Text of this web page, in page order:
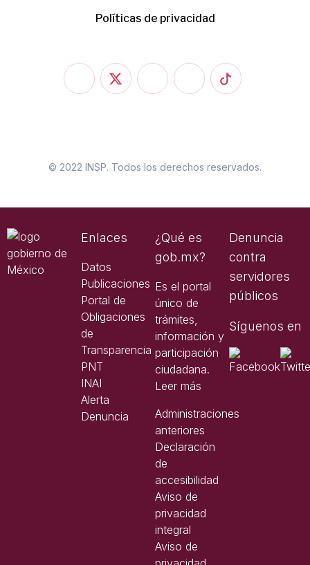
Políticas de privacidad
© 2022 INSP. Todos los derechos reservados.
Enlaces
Datos
Publicaciones
Portal de
Obligaciones
de
Transparencia
PNT
INAI
Alerta
Denuncia
¿Qué es
gob.mx?
Es el portal
único de
trámites,
información y
participación
ciudadana.
Leer más
Administraciones
anteriores
Declaración
de
accesibilidad
Aviso de
privacidad
integral
Aviso de
Denuncia
contra
servidores
públicos
Síguenos en